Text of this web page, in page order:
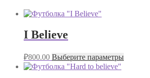
I Believe
₽800.00 Выберите параметры